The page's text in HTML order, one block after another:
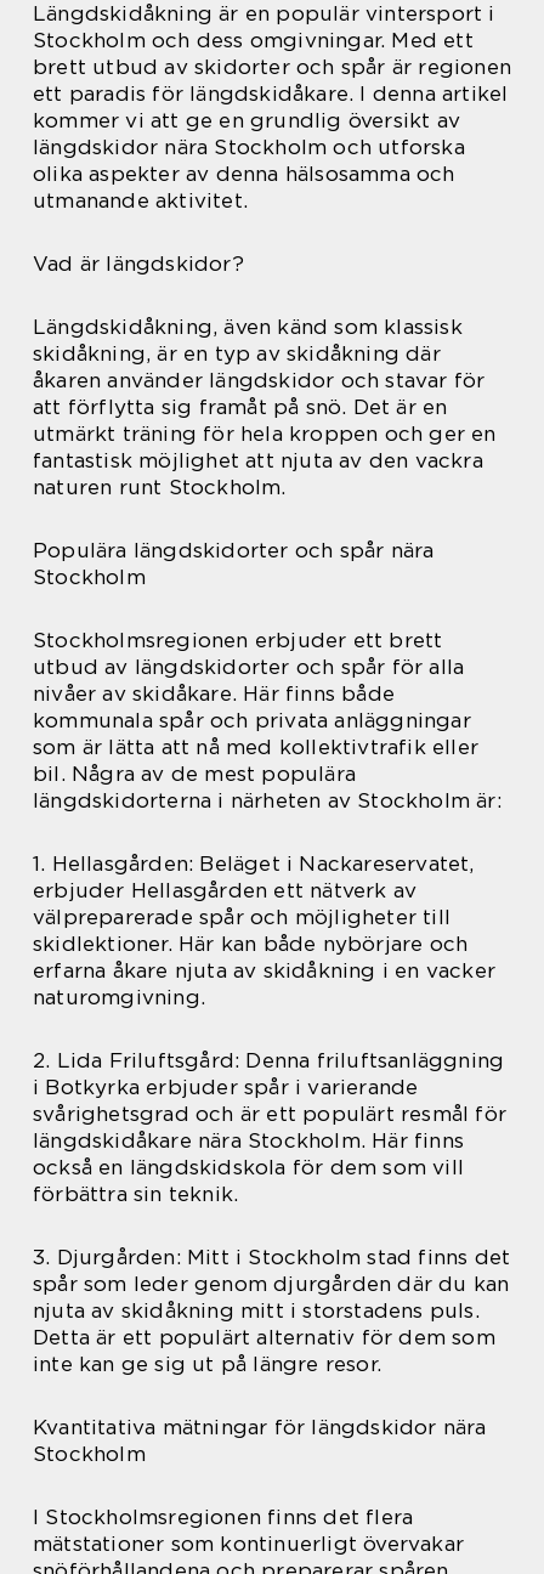
Längdskidåkning är en populär vintersport i
Stockholm och dess omgivningar. Med ett
brett utbud av skidorter och spår är regionen
ett paradis för längdskidåkare. I denna artikel
kommer vi att ge en grundlig översikt av
längdskidor nära Stockholm och utforska
olika aspekter av denna hälsosamma och
utmanande aktivitet.
Vad är längdskidor?
Längdskidåkning, även känd som klassisk
skidåkning, är en typ av skidåkning där
åkaren använder längdskidor och stavar för
att förflytta sig framåt på snö. Det är en
utmärkt träning för hela kroppen och ger en
fantastisk möjlighet att njuta av den vackra
naturen runt Stockholm.
Populära längdskidorter och spår nära
Stockholm
Stockholmsregionen erbjuder ett brett
utbud av längdskidorter och spår för alla
nivåer av skidåkare. Här finns både
kommunala spår och privata anläggningar
som är lätta att nå med kollektivtrafik eller
bil. Några av de mest populära
längdskidorterna i närheten av Stockholm är:
1. Hellasgården: Beläget i Nackareservatet,
erbjuder Hellasgården ett nätverk av
välpreparerade spår och möjligheter till
skidlektioner. Här kan både nybörjare och
erfarna åkare njuta av skidåkning i en vacker
naturomgivning.
2. Lida Friluftsgård: Denna friluftsanläggning
i Botkyrka erbjuder spår i varierande
svårighetsgrad och är ett populärt resmål för
längdskidåkare nära Stockholm. Här finns
också en längdskidskola för dem som vill
förbättra sin teknik.
3. Djurgården: Mitt i Stockholm stad finns det
spår som leder genom djurgården där du kan
njuta av skidåkning mitt i storstadens puls.
Detta är ett populärt alternativ för dem som
inte kan ge sig ut på längre resor.
Kvantitativa mätningar för längdskidor nära
Stockholm
I Stockholmsregionen finns det flera
mätstationer som kontinuerligt övervakar